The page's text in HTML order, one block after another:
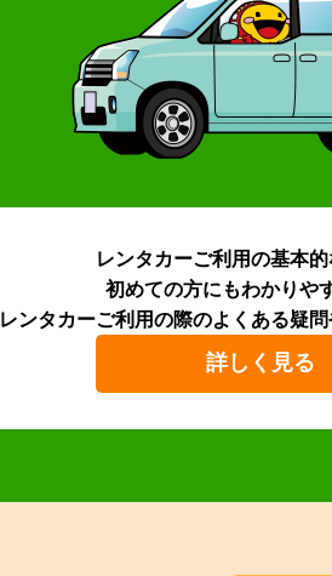
レンタカーご利用の基本
初めての方にもわかりや
レンタカーご利用の際のよくある疑問
詳しく見る